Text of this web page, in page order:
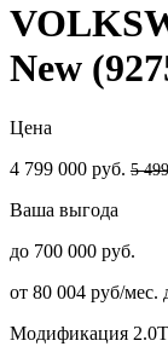
New
Цена
4 799 000 руб. 5
Ваша выгода
до 700 000 руб.
от 80 004 руб/мес.
Модификация